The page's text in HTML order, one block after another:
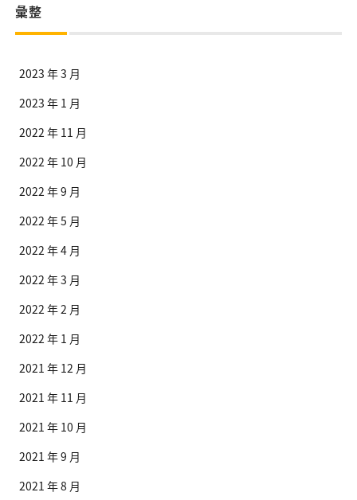
彙整
2023 年 3 月
2023 年 1 月
2022 年 11 月
2022 年 10 月
2022 年 9 月
2022 年 5 月
2022 年 4 月
2022 年 3 月
2022 年 2 月
2022 年 1 月
2021 年 12 月
2021 年 11 月
2021 年 10 月
2021 年 9 月
2021 年 8 月